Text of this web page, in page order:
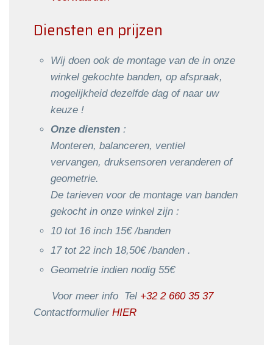
Diensten en prijzen
Wij doen ook de montage van de in onze
winkel gekochte banden, op afspraak,
mogelijkheid dezelfde dag of naar uw
keuze !
Onze diensten :
Monteren, balanceren, ventiel
vervangen, druksensoren veranderen of
geometrie.
De tarieven voor de montage van banden
gekocht in onze winkel zijn :
10 tot 16 inch 15€ /banden
17 tot 22 inch 18,50€ /banden .
Geometrie indien nodig 55€
Voor meer info Tel +32 2 660 35 37
Contactformulier HIER